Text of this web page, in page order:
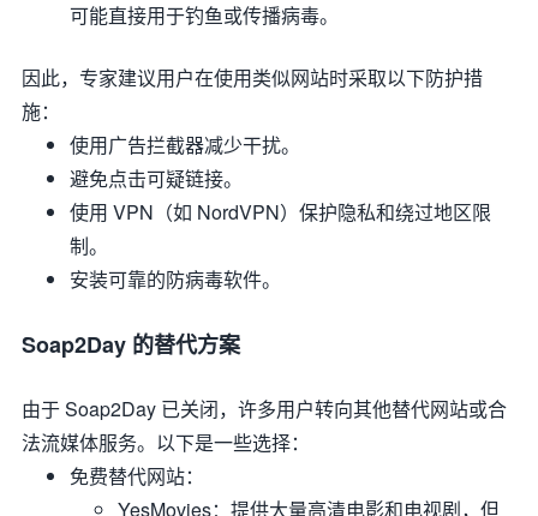
可能直接用于钓鱼或传播病毒。
因此，专家建议用户在使用类似网站时采取以下防护措
施：
使用广告拦截器减少干扰。
避免点击可疑链接。
使用 VPN（如 NordVPN）保护隐私和绕过地区限
制。
安装可靠的防病毒软件。
Soap2Day 的替代方案
由于 Soap2Day 已关闭，许多用户转向其他替代网站或合
法流媒体服务。以下是一些选择：
免费替代网站：
YesMovies：提供大量高清电影和电视剧，但